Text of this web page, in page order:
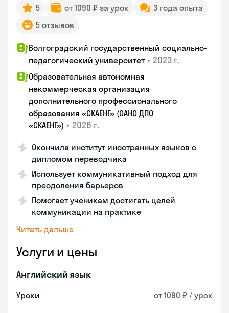
5 от 1090 ₽ за урок
3 года опыта
5 отзывов
Волгоградский государственный социально-
педагогический университет • 2023 г.
Образовательная автономная
некоммерческая организация
дополнительного профессионального
образования «СКАЕНГ» (ОАНО ДПО
«СКАЕНГ») • 2026 г.
Окончила институт иностранных языков с
дипломом переводчика
Использует коммуникативный подход для
преодоления барьеров
Помогает ученикам достигать целей
коммуникации на практике
Читать дальше
Услуги и цены
Английский язык
Уроки от 1090 ₽ / урок